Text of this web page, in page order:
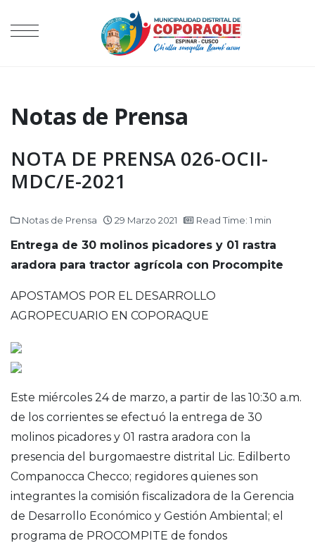
Notas de Prensa
NOTA DE PRENSA 026-OCII-
MDC/E-2021
Notas de Prensa 29 Marzo 2021 Read Time: 1 min
Entrega de 30 molinos picadores y 01 rastra
aradora para tractor agrícola con Procompite
APOSTAMOS POR EL DESARROLLO
AGROPECUARIO EN COPORAQUE
Este miércoles 24 de marzo, a partir de las 10:30 a.m.
de los corrientes se efectuó la entrega de 30
molinos picadores y 01 rastra aradora con la
presencia del burgomaestre distrital Lic. Edilberto
Companocca Checco; regidores quienes son
integrantes la comisión fiscalizadora de la Gerencia
de Desarrollo Económico y Gestión Ambiental; el
programa de PROCOMPITE de fondos